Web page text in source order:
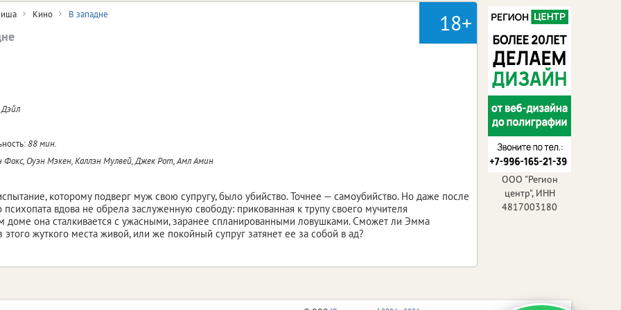
18+
Кино В западне
88 мин.
Фокс, Оуэн Мэкен, Каллэн Мулвей, Джек Рот, Амл Амин
которому подверг муж свою супругу, было убийство. Точнее — самоубийство. Но даже после
психопата вдова не обрела заслуженную свободу: прикованная к трупу своего мучителя
доме она сталкивается с ужасными, заранее спланированными ловушками. Сможет ли Эмма
этого жуткого места живой, или же покойный супруг затянет ее за собой в ад?
ООО "Регион
центр", ИНН
4817003180